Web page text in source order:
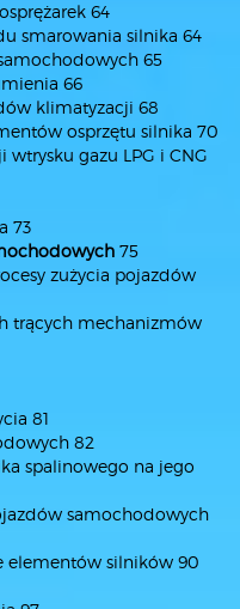
64
smarowania silnika 64
65
66
klimatyzacji 68
osprzętu silnika 70
wtrysku gazu LPG i CNG
73
75
zużycia pojazdów
trących mechanizmów
81
82
spalinowego na jego
samochodowych
elementów silników 90